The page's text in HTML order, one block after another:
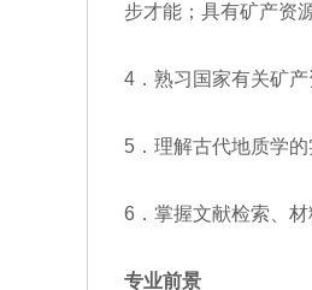
步才能；具有矿产资
4．熟习国家有关矿
5．理解古代地质学
6．掌握文献检索、
专业前景